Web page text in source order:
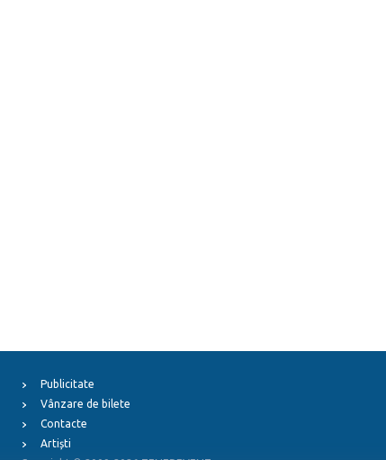
Publicitate
Vânzare de bilete
Contacte
Artiști